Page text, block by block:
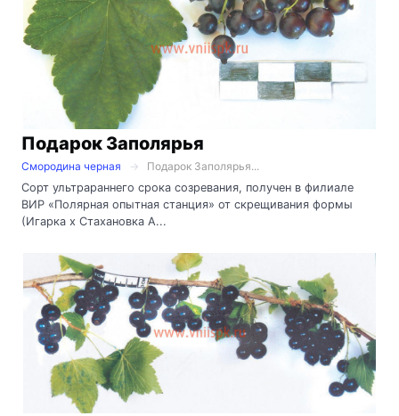
Подарок Заполярья
Смородина черная
Подарок Заполярья...
Сорт ультрараннего срока созревания, получен в филиале
ВИР «Полярная опытная станция» от скрещивания формы
(Игарка х Стахановка А...